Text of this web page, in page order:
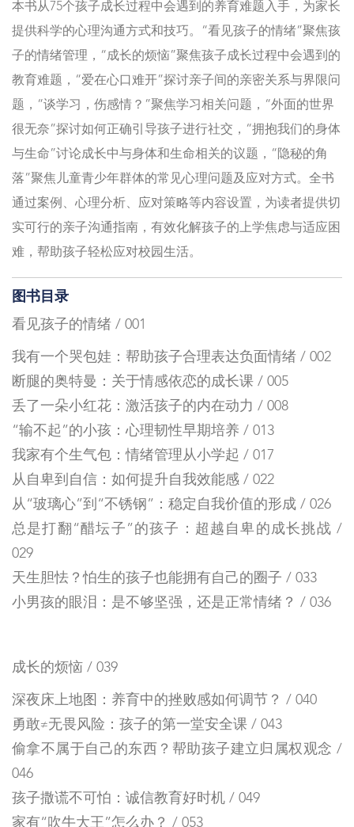
本书从75个孩子成长过程中会遇到的养育难题入手，为家长
提供科学的心理沟通方式和技巧。“看见孩子的情绪”聚焦孩
子的情绪管理，“成长的烦恼”聚焦孩子成长过程中会遇到的
教育难题，“爱在心口难开”探讨亲子间的亲密关系与界限问
题，“谈学习，伤感情？”聚焦学习相关问题，“外面的世界
很无奈”探讨如何正确引导孩子进行社交，“拥抱我们的身体
与生命”讨论成长中与身体和生命相关的议题，“隐秘的角
落”聚焦儿童青少年群体的常见心理问题及应对方式。全书
通过案例、心理分析、应对策略等内容设置，为读者提供切
实可行的亲子沟通指南，有效化解孩子的上学焦虑与适应困
难，帮助孩子轻松应对校园生活。
图书目录
看见孩子的情绪 / 001
我有一个哭包娃：帮助孩子合理表达负面情绪 / 002
断腿的奥特曼：关于情感依恋的成长课 / 005
丢了一朵小红花：激活孩子的内在动力 / 008
“输不起”的小孩：心理韧性早期培养 / 013
我家有个生气包：情绪管理从小学起 / 017
从自卑到自信：如何提升自我效能感 / 022
从“玻璃心”到“不锈钢”：稳定自我价值的形成 / 026
总是打翻“醋坛子”的孩子：超越自卑的成长挑战 /
029
天生胆怯？怕生的孩子也能拥有自己的圈子 / 033
小男孩的眼泪：是不够坚强，还是正常情绪？ / 036
成长的烦恼 / 039
深夜床上地图：养育中的挫败感如何调节？ / 040
勇敢≠无畏风险：孩子的第一堂安全课 / 043
偷拿不属于自己的东西？帮助孩子建立归属权观念 /
046
孩子撒谎不可怕：诚信教育好时机 / 049
家有“吹牛大王”怎么办？ / 053